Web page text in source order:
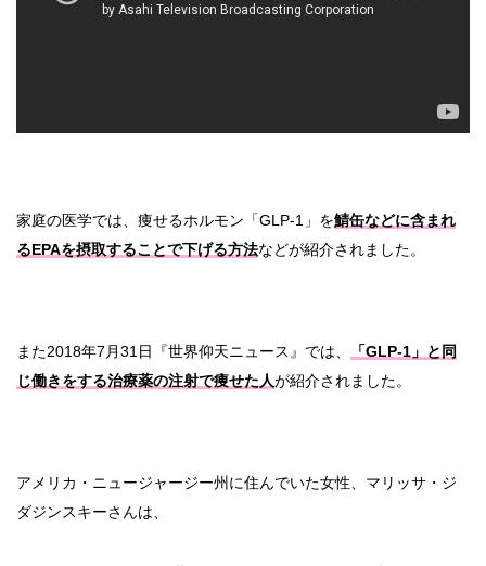
家庭の医学では、痩せるホルモン「GLP-1」を鯖缶などに含まれ
るEPAを摂取することで下げる方法などが紹介されました。
また2018年7月31日『世界仰天ニュース』では、
「GLP-1」と同
じ働きをする治療薬の注射で痩せた人が紹介されました。
アメリカ・ニュージャージー州に住んでいた女性、マリッサ・ジ
ダジンスキーさんは、